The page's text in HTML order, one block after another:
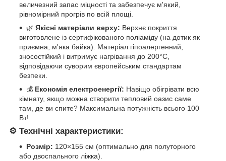
величезний запас міцності та забезпечує м'який,
рівномірний прогрів по всій площі.
🌿 Якісні матеріали верху: Верхнє покриття
виготовлене із сертифікованого поліаміду (на дотик як
приємна, м'яка байка). Матеріал гіпоалергенний,
зносостійкий і витримує нагрівання до 200°C,
відповідаючи суворим європейським стандартам
безпеки.
💰 Економія електроенергії: Навіщо обігрівати всю
кімнату, якщо можна створити тепловий оазис саме
там, де ви спите? Максимальна потужність всього 100
Вт!
⚙️ Технічні характеристики:
Розмір: 120×155 см (оптимально для полуторного
або двоспального ліжка).